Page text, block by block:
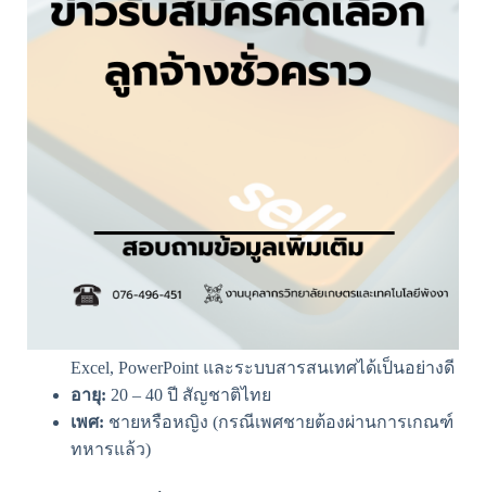
ข้อมูลการรับสมัครงานจากประกาศของวิทยาลัยเกษตร
และเทคโนโลยีพังงา มีรายละเอียดดังนี้ครับ
รายละเอียดตำแหน่งและค่าจ้าง
(ลูกจ้างชั่วคราว)
1 อัตรา
อัตราเงินเดือน:9,800 บาท
คุณสมบัติผู้สมัคร
ปวส.
Excel, PowerPoint และระบบสารสนเทศได้เป็นอย่างดี
อายุ: 20 – 40 ปี สัญชาติไทย
เพศ: ชายหรือหญิง (กรณีเพศชายต้องผ่านการเกณฑ์
ทหารแล้ว)